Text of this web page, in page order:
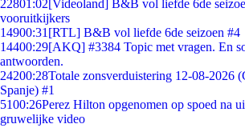
22801:02[Videoland] B&B vol liefde 6de
vooruitkijkers
14900:31 [RTL] B&B vol liefde 6de seizoen #4
14400:29[AKQ] #3384 Topic met vragen. En
antwoorden.
24200:28Totale zonsverduistering 12-08-2026
Spanje) #1
5100:26Perez Hilton opgenomen op spoed na
gruwelijke video